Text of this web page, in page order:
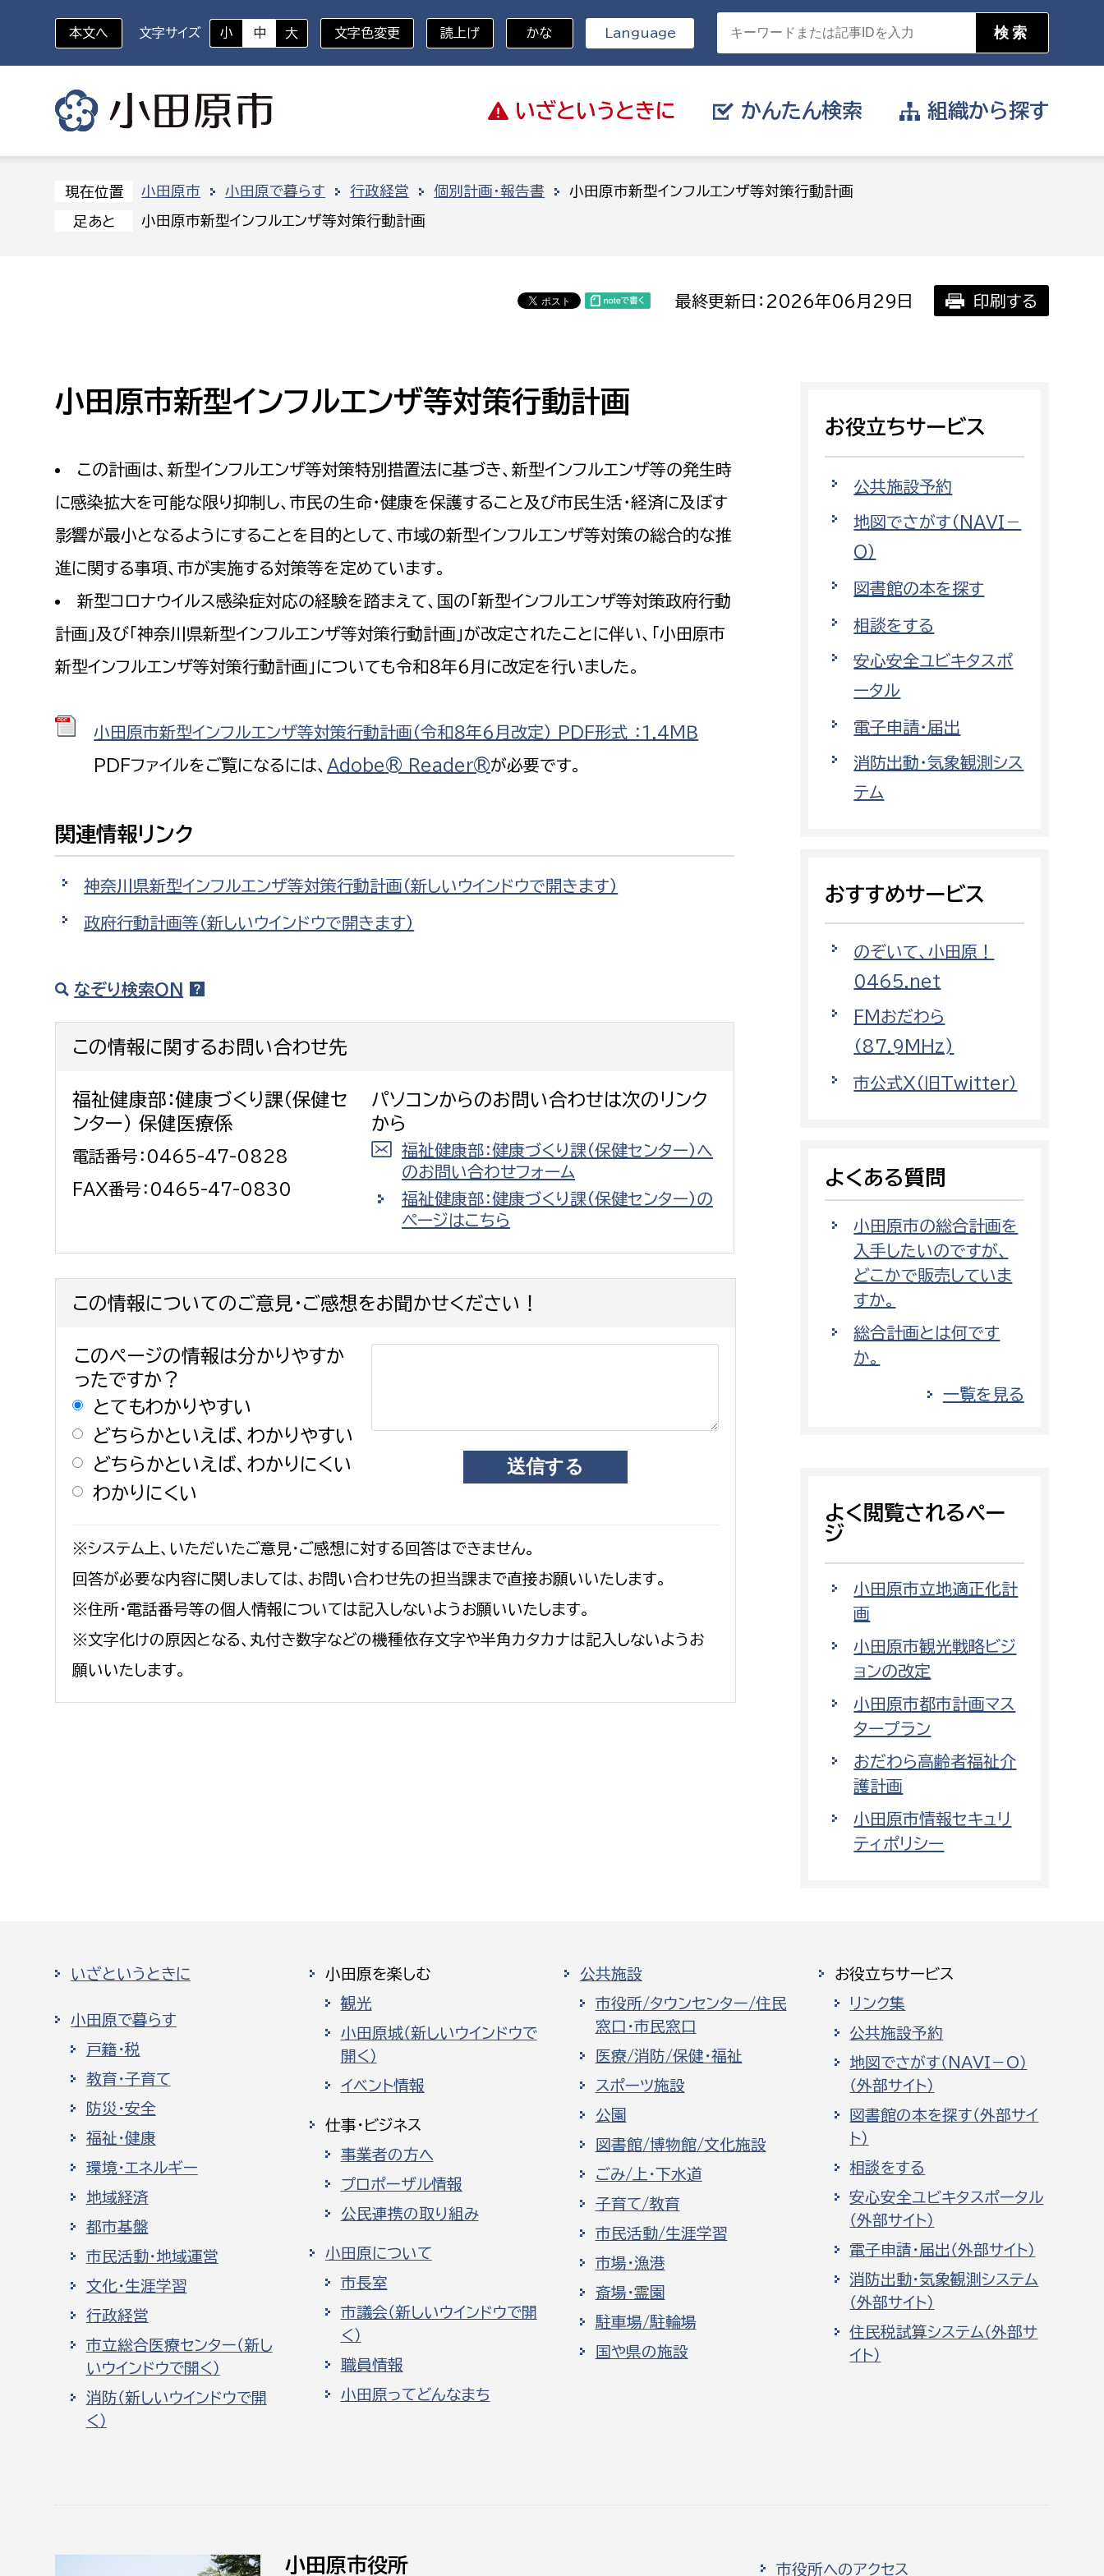
いざと いうときに
いざというときに
かんたん検索
対象者を選択
高校生・大学生など
妊産婦
高齢者
障がい者
傷病者
事業者
労働者
求職者
外国人
分野を選択
防災・安全
環境・エネルギー
地域経済
都市基盤
文化・生涯学習
市民活動・地域づくり
行政経営
観光
目的を選択
届け出や申請をしたい
支払いをしたい
働きたい
小田原のことを知りたい
イベント・講座などに参加したい
まちづくりに関わりたい
組織から探す
組織から探す
部に属さない室 企画部
職員課
市税総務課
市民税課
地域政策課
戸籍住民課
防災対策課
文化政策課
図書館
スポーツ課
小田原城総合管理事務所
環境部
環境政策課
ゼロカーボン推進課
環境保護課
障がい福祉課
健康づくり課
都市政策課
建設部
建設政策課
土木管理課
みどり公園課
建築課
会計管理者
消防総務課
予防課
警防計画課
情報司令課
警防第2課
水道整備課
下水道整備課
浄水管理課
監査事務局
監査事務局
農業委員会事務局
農業委員会事務局 議会総務課
本文へ 文字サイズ 小 中 大 文字色変更 読上げ かな Language
現在位置 小田原市 小田原で暮らす 行政経営 個別計画・報告書 小田原市新型インフルエンザ等対策行動計画
足あと 小田原市新型インフルエンザ等対策行動計画
最終更新日：2026年06月29日 印刷する
小田原市新型インフルエンザ等対策行動計画
この計画は、新型インフルエンザ等対策特別措置法に基づき、新型インフルエンザ等の発生時
に感染拡大を可能な限り抑制し、市民の生命・健康を保護すること及び市民生活・経済に及ぼす
影響が最小となるようにすることを目的として、市域の新型インフルエンザ等対策の総合的な推
進に関する事項、市が実施する対策等を定めています。
新型コロナウイルス感染症対応の経験を踏まえて、国の「新型インフルエンザ等対策政府行動
計画」及び「神奈川県新型インフルエンザ等対策行動計画」が改定されたことに伴い、「小田原市
新型インフルエンザ等対策行動計画」についても令和８年６月に改定を行いました。
小田原市新型インフルエンザ等対策行動計画（令和８年６月改定） PDF形式 ：1.4ＭＢ
PDFファイルをご覧になるには、 Adobe® Reader®が必要です。
関連情報リンク
神奈川県新型インフルエンザ等対策行動計画 （新しいウインドウで開きます）
政府行動計画等 （新しいウインドウで開きます）
なぞり検索ON
この情報に関するお問い合わせ先
福祉健康部：健康づくり課（保健セ
ンター） 保健医療係
電話番号：0465-47-0828
FAX番号：0465-47-0830
パソコンからのお問い合わせは次のリンク
から
福祉健康部：健康づくり課（保健センター）へ
のお問い合わせフォーム
福祉健康部：健康づくり課（保健センター）の
ページはこちら
この情報についてのご意見・ご感想をお聞かせください！
このページの情報は分かりやすか
ったですか？
とてもわかりやすい
どちらかといえば、わかりやすい
どちらかといえば、わかりにくい
わかりにくい
※システム上、いただいたご意見・ご感想に対する回答はできません。
回答が必要な内容に関しましては、お問い合わせ先の担当課まで直接お願いいたします。
※住所・電話番号等の個人情報については記入しないようお願いいたします。
※文字化けの原因となる、丸付き数字などの機種依存文字や半角カタカナは記入しないようお
願いいたします。
お役立ちサービス
公共施設予約
地図でさがす（NAVI－
O）
図書館の本を探す
相談をする
安心安全ユビキタスポ
ータル
電子申請・届出
消防出動・気象観測シス
テム
おすすめサービス
のぞいて、小田原！
0465.net
FMおだわら
（87.9MHz)
市公式X（旧Twitter）
よくある質問
小田原市の総合計画を
入手したいのですが、
どこかで販売していま
すか。
総合計画とは何です
か。
一覧を見る
よく閲覧されるペー
ジ
小田原市立地適正化計
画
小田原市観光戦略ビジ
ョンの改定
小田原市都市計画マス
タープラン
おだわら高齢者福祉介
護計画
小田原市情報セキュリ
ティポリシー
いざというときに
小田原で暮らす
戸籍・税
教育・子育て
防災・安全
福祉・健康
環境・エネルギー
地域経済
都市基盤
市民活動・地域運営
文化・生涯学習
行政経営
市立総合医療センター（新し
いウインドウで開く）
消防（新しいウインドウで開
く）
小田原を楽しむ
観光
小田原城（新しいウインドウで
開く）
イベント情報
仕事・ビジネス
事業者の方へ
プロポーザル情報
公民連携の取り組み
小田原について
市長室
市議会（新しいウインドウで開
く）
職員情報
小田原ってどんなまち
公共施設
市役所/タウンセンター/住民
窓口・市民窓口
医療/消防/保健・福祉
スポーツ施設
公園
図書館/博物館/文化施設
ごみ/上・下水道
子育て/教育
市民活動/生涯学習
市場・漁港
斎場・霊園
駐車場/駐輪場
国や県の施設
お役立ちサービス
リンク集
公共施設予約
地図でさがす（NAVI－O）
（外部サイト）
図書館の本を探す（外部サイ
ト）
相談をする
安心安全ユビキタスポータル
（外部サイト）
電子申請・届出（外部サイト）
消防出動・気象観測システム
（外部サイト）
住民税試算システム（外部サ
イト）
小田原市役所 市役所へのアクセス